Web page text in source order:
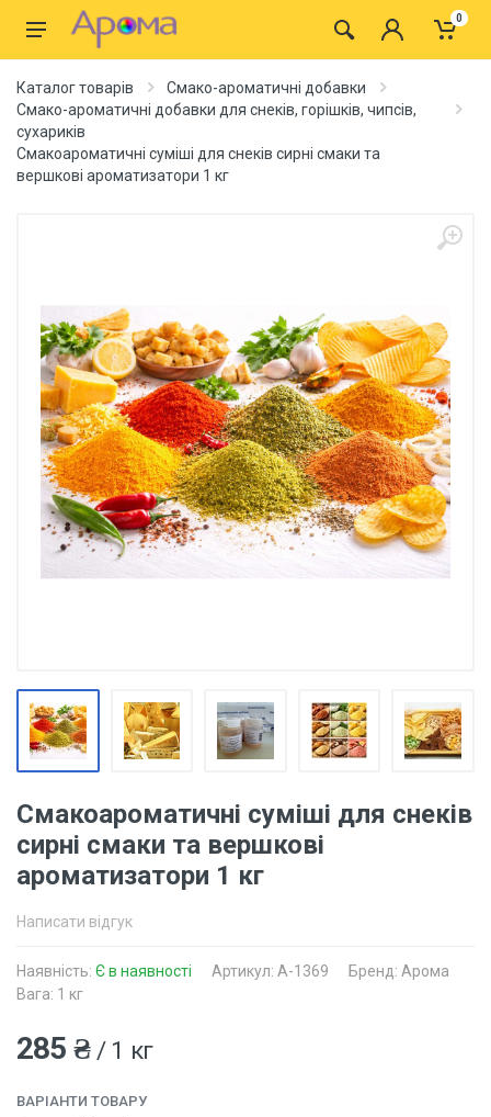
0
Каталог товарів
Смако-ароматичні добавки
Смако-ароматичні добавки для снеків, горішків, чипсів,
сухариків
Смакоароматичні суміші для снеків сирні смаки та
вершкові ароматизатори 1 кг
Смакоароматичні суміші для снеків
сирні смаки та вершкові
ароматизатори 1 кг
Написати відгук
Наявність: Є в наявності Артикул: A-1369
Бренд: Арома
Вага: 1 кг
285 ₴ / 1 кг
ВАРІАНТИ ТОВАРУ